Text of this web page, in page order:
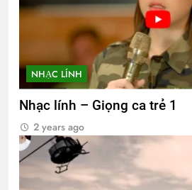
NHẠC LÍNH
Nhạc lính – Giọng ca trẻ 1
2 years ago